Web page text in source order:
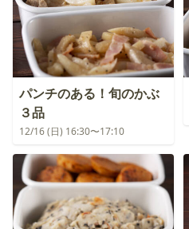
パンチのある！旬のかぶ
３品
12/16 (日) 16:30〜17:10